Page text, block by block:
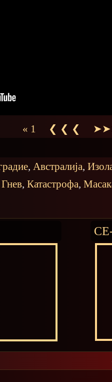
« 1 ❮ ❮ ❮
, Австралија,
Гнев, Катастрофа,